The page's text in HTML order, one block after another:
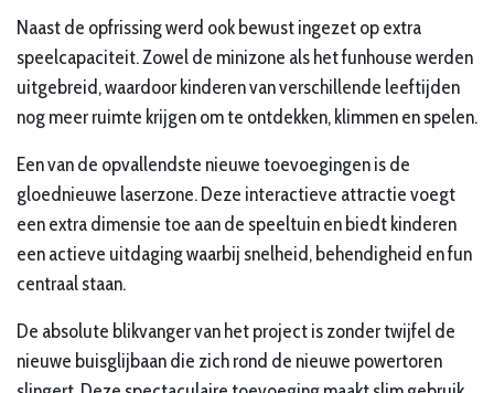
Naast de opfrissing werd ook bewust ingezet op extra
speelcapaciteit. Zowel de minizone als het funhouse werden
uitgebreid, waardoor kinderen van verschillende leeftijden
nog meer ruimte krijgen om te ontdekken, klimmen en spelen.
Een van de opvallendste nieuwe toevoegingen is de
gloednieuwe laserzone. Deze interactieve attractie voegt
een extra dimensie toe aan de speeltuin en biedt kinderen
een actieve uitdaging waarbij snelheid, behendigheid en fun
centraal staan.
De absolute blikvanger van het project is zonder twijfel de
nieuwe buisglijbaan die zich rond de nieuwe powertoren